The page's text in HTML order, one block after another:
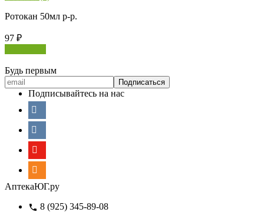
Ротокан 50мл р-р.
97 ₽
Будь первым
Подписывайтесь на нас
АптекаЮГ.ру
8 (925) 345-89-08